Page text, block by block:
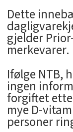
Dette
gjelder
merkevarer.
Ifølge NTB,
ingen
forgiftet
mye D-
personer